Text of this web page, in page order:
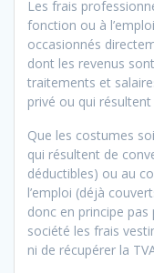
Les frais
fonction ou à
occasionnés
dont les revenus
traitements et
privé ou qui
Que les costumes
qui résultent de
déductibles) ou au
l’emploi (déjà
donc en principe
société les frais
ni de récupérer la